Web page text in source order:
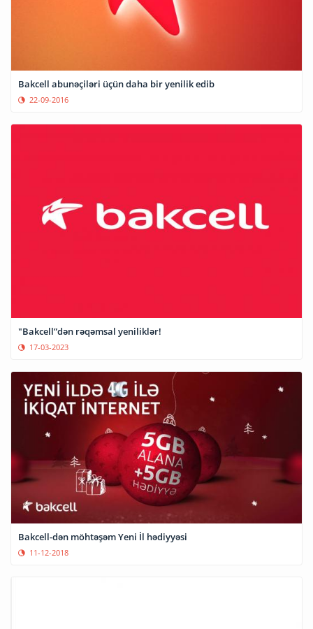
Bakcell abunəçiləri üçün daha bir yenilik edib
22-09-2016
"Bakcell”dən rəqəmsal yeniliklər!
17-03-2023
Bakcell-dən möhtəşəm Yeni İl hədiyyəsi
11-12-2018